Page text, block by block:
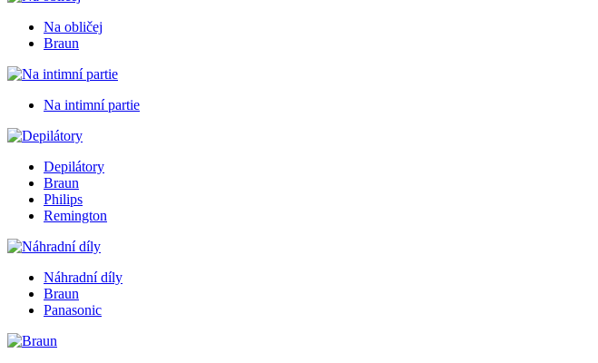
Na obličej
Braun
Na intimní partie
Depilátory
Braun
Philips
Remington
Náhradní díly
Braun
Panasonic